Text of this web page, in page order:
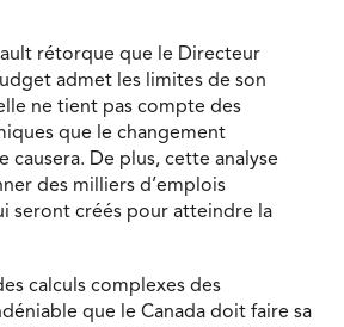
rétorque que le Directeur
admet les limites de son
ne tient pas compte des
que le changement
causera. De plus, cette analyse
des milliers d’emplois
seront créés pour atteindre la
calculs complexes des
que le Canada doit faire sa